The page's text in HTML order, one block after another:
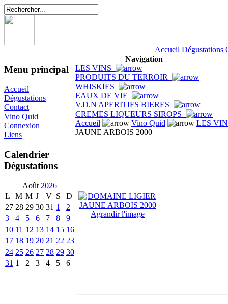
Accueil Dégustations
Menu principal
Accueil
Dégustations
Contact
Vino Quid
Connexion
Liens
Calendrier
Dégustations
Août 2026
L
M M J V S
D
27 28 29 30 31 1
2
3
4 5 6 7 8
9
10 11 12 13 14 15 16
17 18 19 20 21 22 23
24 25 26 27 28 29 30
31 1 2 3 4 5 6
Navigation
LES VINS
PRODUITS DU TERROIR
WHISKIES
EAUX DE VIE
V.D.N APERITIFS BIERES
CREMES LIQUEURS SIROPS
Accueil
Vino Quid
LES
JAUNE ARBOIS 2000
Agrandir l'image